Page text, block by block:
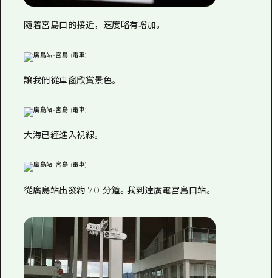
隨着宮島口的接近，速度略有增加。
讓我們從車窗欣賞景色。
大海已經進入視線。
從廣島站出發約 70 分鐘。我到達廣電宮島口站。